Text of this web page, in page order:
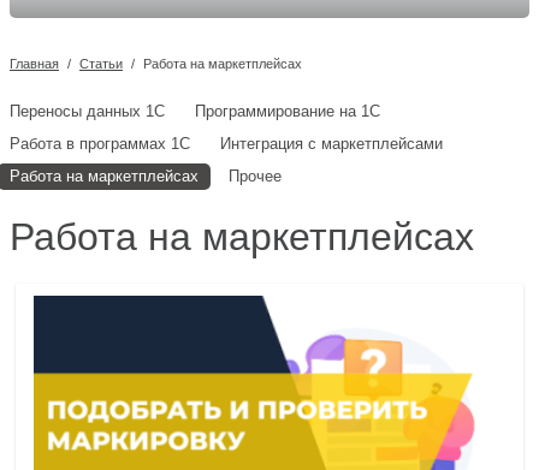
Главная / Статьи / Работа на маркетплейсах
Переносы данных 1С
Программирование на 1С
Работа в программах 1С
Интеграция с маркетплейсами
Работа на маркетплейсах
Прочее
Работа на маркетплейсах